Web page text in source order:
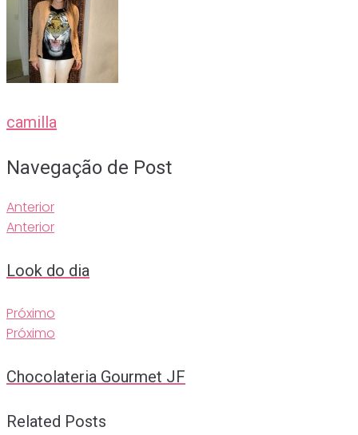
camilla
Navegação de Post
Anterior
Anterior
Look do dia
Próximo
Próximo
Chocolateria Gourmet JF
Related Posts